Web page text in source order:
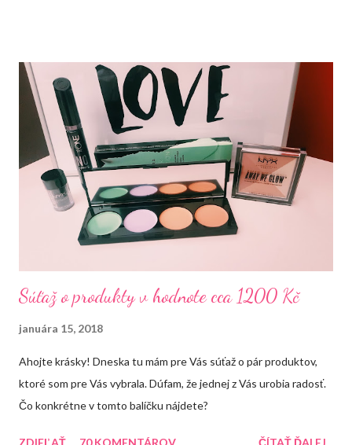
Recenzia 4. Balea malinový balzám na pery
Súťaž o produkty v hodnote cca 1200 Kč
januára 15, 2018
Ahojte krásky! Dneska tu mám pre Vás súťaž o pár produktov,
ktoré som pre Vás vybrala. Dúfam, že jednej z Vás urobia radosť.
Čo konkrétne v tomto balíčku nájdete?